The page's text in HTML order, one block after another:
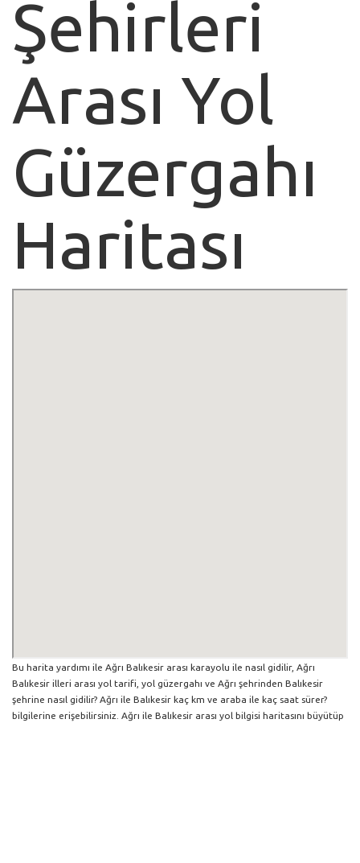
Şehirleri
Arası Yol
Güzergahı
Haritası
Bu harita yardımı ile Ağrı Balıkesir arası karayolu ile nasıl gidilir, Ağrı
Balıkesir illeri arası yol tarifi, yol güzergahı ve Ağrı şehrinden Balıkesir
şehrine nasıl gidilir? Ağrı ile Balıkesir kaç km ve araba ile kaç saat sürer?
bilgilerine erişebilirsiniz. Ağrı ile Balıkesir arası yol bilgisi haritasını büyütüp